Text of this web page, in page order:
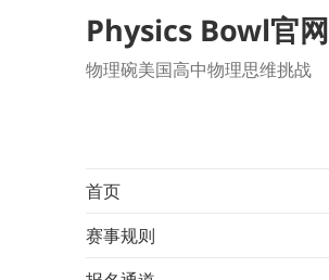
Physics Bowl官网
物理碗美国高中物理思维挑战
首页
赛事规则